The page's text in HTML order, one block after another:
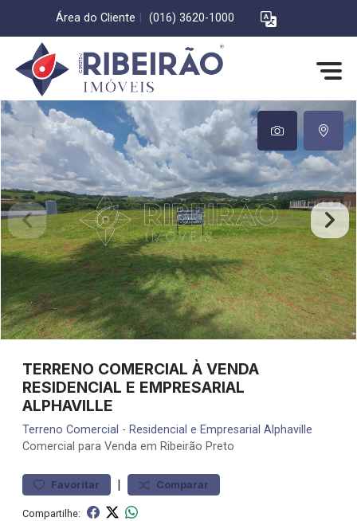
Área do Cliente (016) 3620-1000
TERRENO COMERCIAL À VENDA
RESIDENCIAL E EMPRESARIAL
ALPHAVILLE
Terreno Comercial - Residencial e Empresarial Alphaville
Comercial para Venda em Ribeirão Preto
Favoritar | Comparar
Compartilhe: